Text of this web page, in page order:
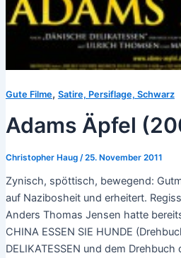
Gute Filme, Satire, Persiflage, Schwarz
Adams Äpfel
Christopher Haug /25. November 2011
Zynisch, spöttisch, bewegend:
auf Nazibosheit und erheitert.
Anders Thomas Jensen hatte
CHINA ESSEN SIE HUNDE
DELIKATESSEN und dem